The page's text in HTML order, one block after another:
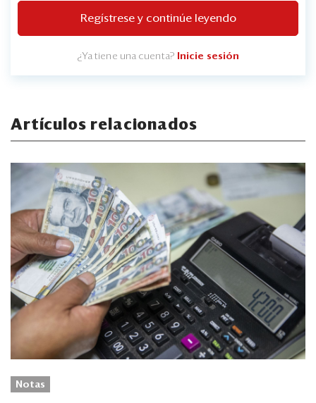
Regístrese y continúe leyendo
¿Ya tiene una cuenta? Inicie sesión
Artículos relacionados
Notas